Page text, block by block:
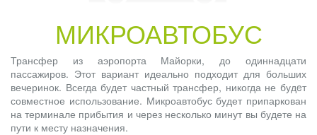
МИКРОАВТОБУС
Трансфер из аэропорта Майорки, до одиннадцати
пассажиров. Этот вариант идеально подходит для больших
вечеринок. Всегда будет частный трансфер, никогда не будeт
совместное использование. Микроавтобус будет припаркован
на терминале прибытия и через несколько минут вы будете на
пути к месту назначения.